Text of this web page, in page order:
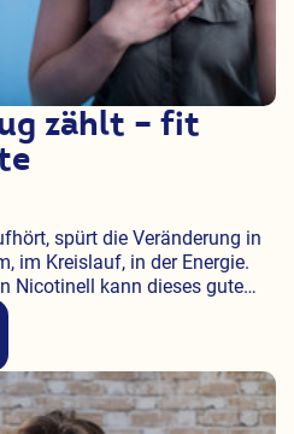
zählt – fit
spürt die Veränderung in
im Kreislauf, in der Energie.
Nicotinell kann dieses gute